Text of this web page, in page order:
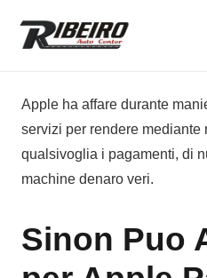
Apple ha affare durante
servizi per rendere mediante
qualsivoglia i pagamenti, di
machine denaro veri.
Sinon Puo